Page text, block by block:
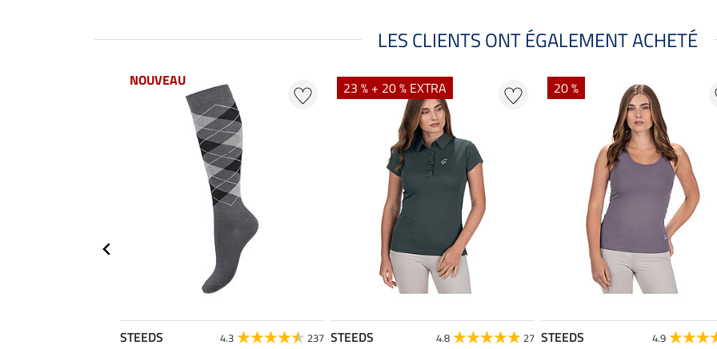
LES CLIENTS ONT ÉGALEMENT ACHETÉ
NOUVEAU
STEEDS 4.3 237
23 % + 20 % EXTRA
STEEDS 4.8 27
20 %
STEEDS 4.9